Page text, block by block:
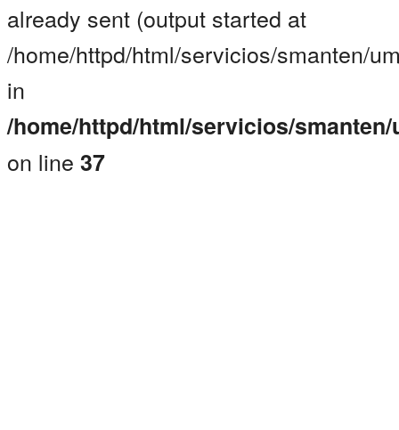
already sent (output started at
/home/httpd/html/servicios/smanten/
in
/home/httpd/html/servicios/
on line 37